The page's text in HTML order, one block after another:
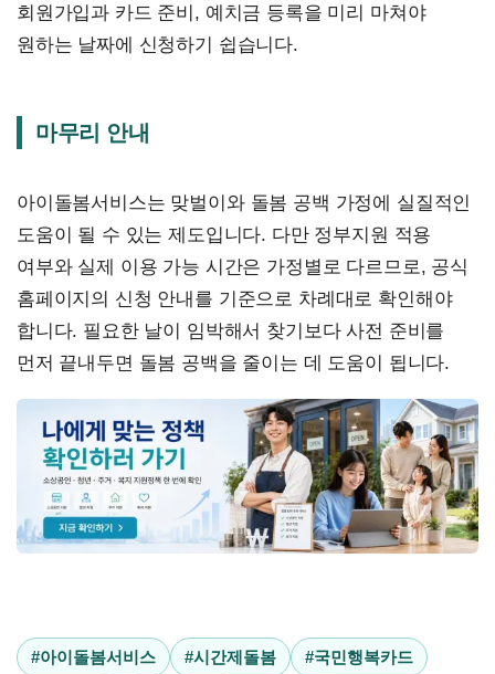
회원가입과 카드 준비, 예치금 등록을 미리 마쳐야
원하는 날짜에 신청하기 쉽습니다.
마무리 안내
아이돌봄서비스는 맞벌이와 돌봄 공백 가정에 실질적인
도움이 될 수 있는 제도입니다. 다만 정부지원 적용
여부와 실제 이용 가능 시간은 가정별로 다르므로, 공식
홈페이지의 신청 안내를 기준으로 차례대로 확인해야
합니다. 필요한 날이 임박해서 찾기보다 사전 준비를
먼저 끝내두면 돌봄 공백을 줄이는 데 도움이 됩니다.
#아이돌봄서비스 #시간제돌봄 #국민행복카드